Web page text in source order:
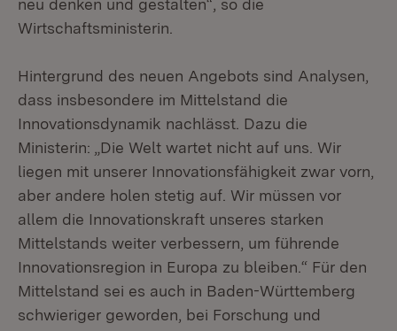
neu denken und gestalten“, so die
Wirtschaftsministerin.
Hintergrund des neuen Angebots sind Analysen,
dass insbesondere im Mittelstand die
Innovationsdynamik nachlässt. Dazu die
Ministerin: „Die Welt wartet nicht auf uns. Wir
liegen mit unserer Innovationsfähigkeit zwar vorn,
aber andere holen stetig auf. Wir müssen vor
allem die Innovationskraft unseres starken
Mittelstands weiter verbessern, um führende
Innovationsregion in Europa zu bleiben.“ Für den
Mittelstand sei es auch in Baden-Württemberg
schwieriger geworden, bei Forschung und